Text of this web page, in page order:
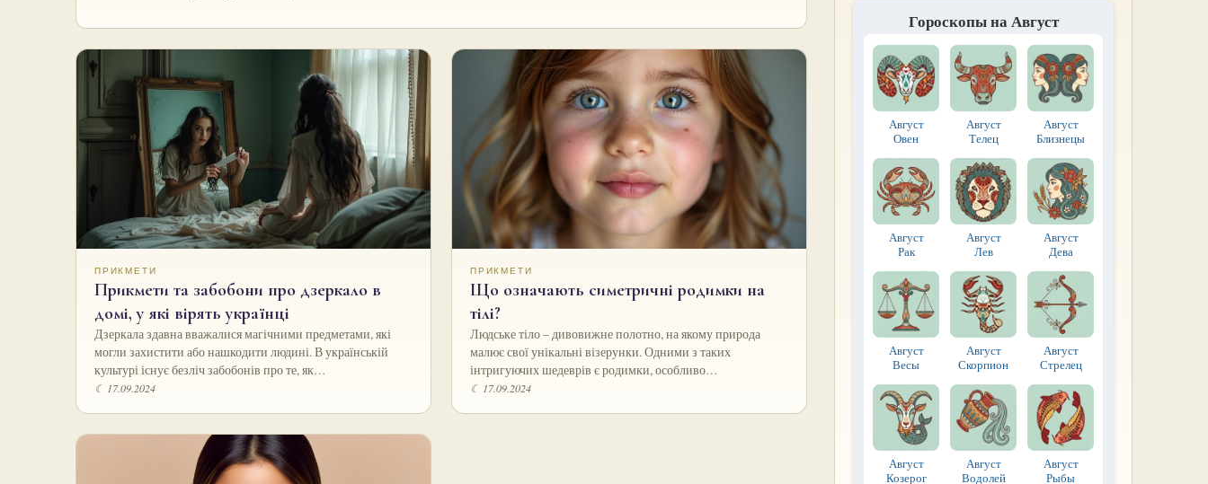
ПРИКМЕТИ
Прикмети та забобони про дзеркало в
домі, у які вірять українці
Дзеркала здавна вважалися магічними предметами, які
могли захистити або нашкодити людині. В українській
культурі існує безліч забобонів про те, як…
☾ 17.09.2024
ПРИКМЕТИ
Що означають симетричні родимки на
тілі?
Людське тіло – дивовижне полотно, на якому природа
малює свої унікальні візерунки. Одними з таких
інтригуючих шедеврів є родимки, особливо…
☾ 17.09.2024
Гороскопы на Август
Август
Овен
Август
Телец
Август
Близнецы
Август
Рак
Август
Лев
Август
Дева
Август
Весы
Август
Скорпион
Август
Стрелец
Август
Козерог
Август
Водолей
Август
Рыбы